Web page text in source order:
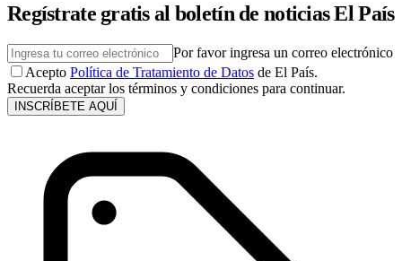
Regístrate gratis al boletín de noticias El País
Por favor ingresa un correo electrónico
Acepto Política de Tratamiento de Datos de El País.
Recuerda aceptar los términos y condiciones para continuar.
INSCRÍBETE AQUÍ